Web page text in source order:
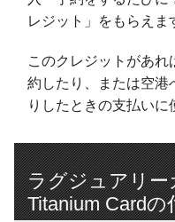
レジット」をもらえま
このクレジットがあ
約したり、または空港
りしたときの支払いに
ラグジュアリー
Titanium Cardの